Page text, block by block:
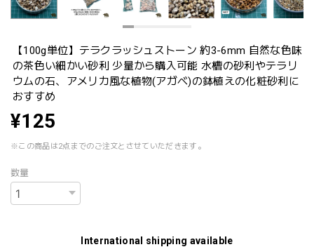
【100g単位】テラクラッシュストーン 約3-6mm 自然な色味
の茶色い細かい砂利 少量から購入可能 水槽の砂利やテラリ
ウムの石、アメリカ風な植物(アガベ)の鉢植えの化粧砂利に
おすすめ
¥125
※この商品は2点までのご注文とさせていただきます。
数量
International shipping available